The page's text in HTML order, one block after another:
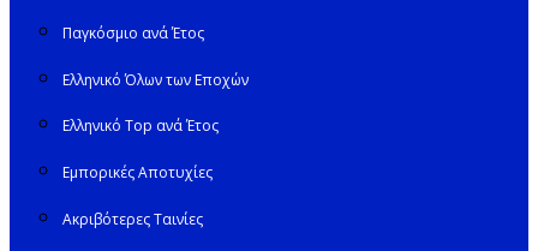
Παγκόσμιο ανά Έτος
Ελληνικό Όλων των Εποχών
Ελληνικό Top ανά Έτος
Εμπορικές Αποτυχίες
Ακριβότερες Ταινίες